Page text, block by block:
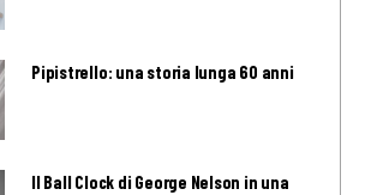
Pipistrello: una storia lunga 60 anni
Il Ball Clock di George Nelson in una